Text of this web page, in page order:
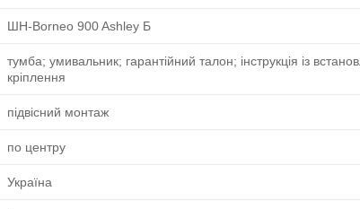
ШН-Borneo 900 Ashley Б
тумба; умивальник; гарантійний талон; інструкція із
кріплення
підвісний монтаж
по центру
Україна